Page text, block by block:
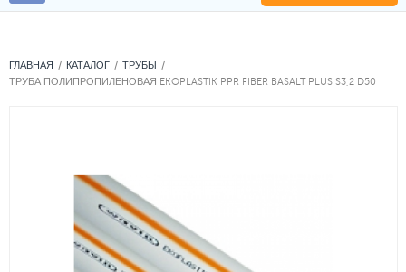
ГЛАВНАЯ КАТАЛОГ
ТРУБЫ
ТРУБА ПОЛИПРОПИЛЕНОВАЯ EKOPLASTIK PPR FIBER BASALT PLUS S3,2 D50